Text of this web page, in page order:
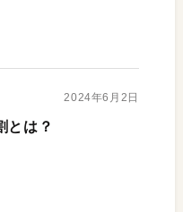
2024年6月2日
とは？